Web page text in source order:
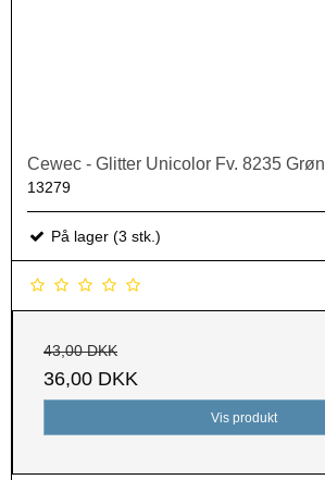
Cewec - Glitter Unicolor Fv. 8235 Grøn
13279
På lager (3 stk.)
43,00 DKK
36,00 DKK
Vis produkt